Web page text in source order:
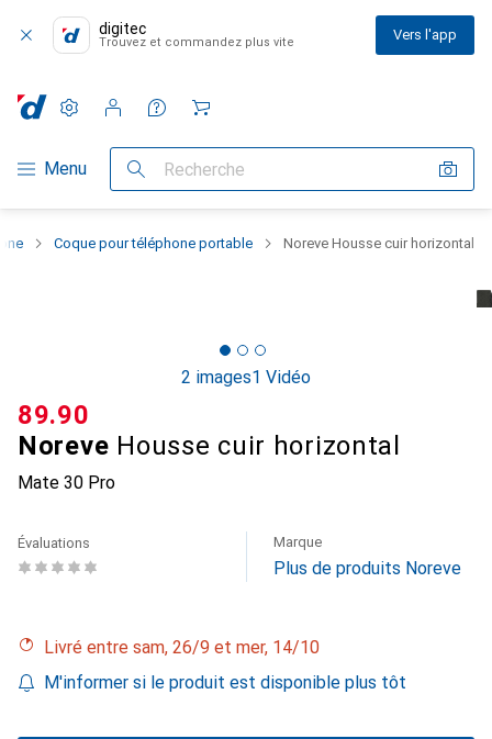
digitec
Trouvez et commandez plus vite Vers l'app
Navigation par catégorie
Menu Recherche
Paramètres
Compte client
Listes de comparaison
Listes d'envies
Panier
Coque pour téléphone portable Noreve Housse cuir horizontal
2 images1 Vidéo
Noreve Housse cuir horizontal
Mate 30 Pro
CHF
89.90
Évaluations Marque
Plus de produits Noreve
Livré entre sam, 26/9 et mer, 14/10
M'informer si le produit est disponible plus tôt